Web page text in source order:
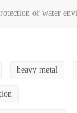
of water
heavy metal